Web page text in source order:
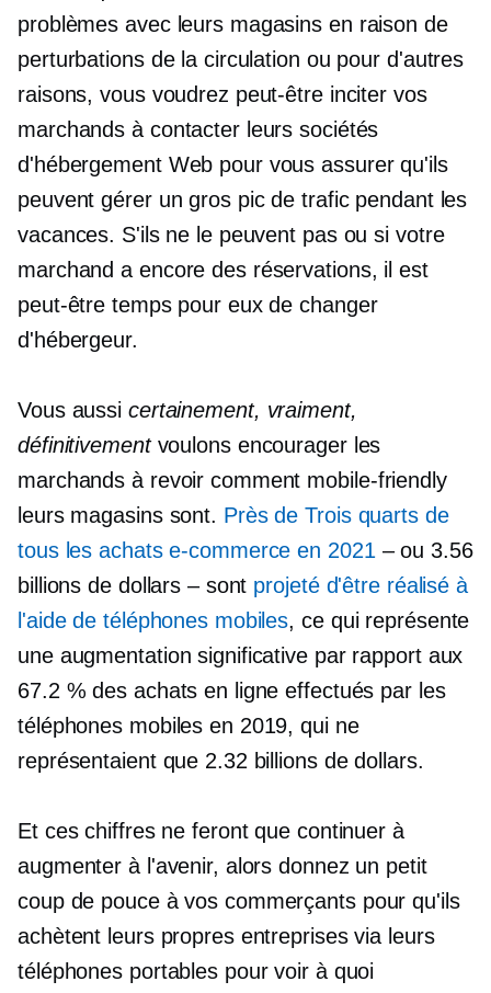
problèmes avec leurs magasins en raison de
perturbations de la circulation ou pour d'autres
raisons, vous voudrez peut-être inciter vos
marchands à contacter leurs sociétés
d'hébergement Web pour vous assurer qu'ils
peuvent gérer un gros pic de trafic pendant les
vacances. S'ils ne le peuvent pas ou si votre
marchand a encore des réservations, il est
peut-être temps pour eux de changer
d'hébergeur.
Vous aussi certainement, vraiment,
définitivementvoulons encourager les
marchands à revoir comment mobile-friendly
leurs magasins sont. Près deTrois quartsde
tous les achats e-commerce en 2021 – ou 3.56
billions de dollars – sont projeté d'être réalisé à
l'aide de téléphones mobiles, ce qui représente
une augmentation significative par rapport aux
67.2 % des achats en ligne effectués par les
téléphones mobiles en 2019, qui ne
représentaient que 2.32 billions de dollars.
Et ces chiffres ne feront que continuer à
augmenter à l'avenir, alors donnez un petit
coup de pouce à vos commerçants pour qu'ils
achètent leurs propres entreprises via leurs
téléphones portables pour voir à quoi